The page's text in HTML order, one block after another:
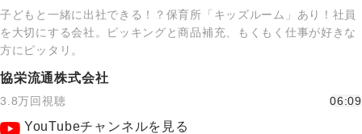
子どもと一緒に出社できる！？保育所「キッズルーム」あり！社員
を大切にする会社。ピッキングと商品補充、もくもく仕事が好きな
方にピッタリ。
協栄流通株式会社
3.8万回視聴 06:09
YouTubeチャンネルを見る